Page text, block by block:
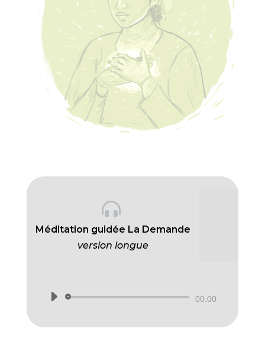

Méditation guidée La Demande
version longue
Lecteur
00:00